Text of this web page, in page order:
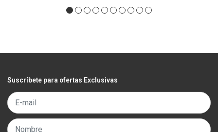
Suscríbete para ofertas Exclusivas